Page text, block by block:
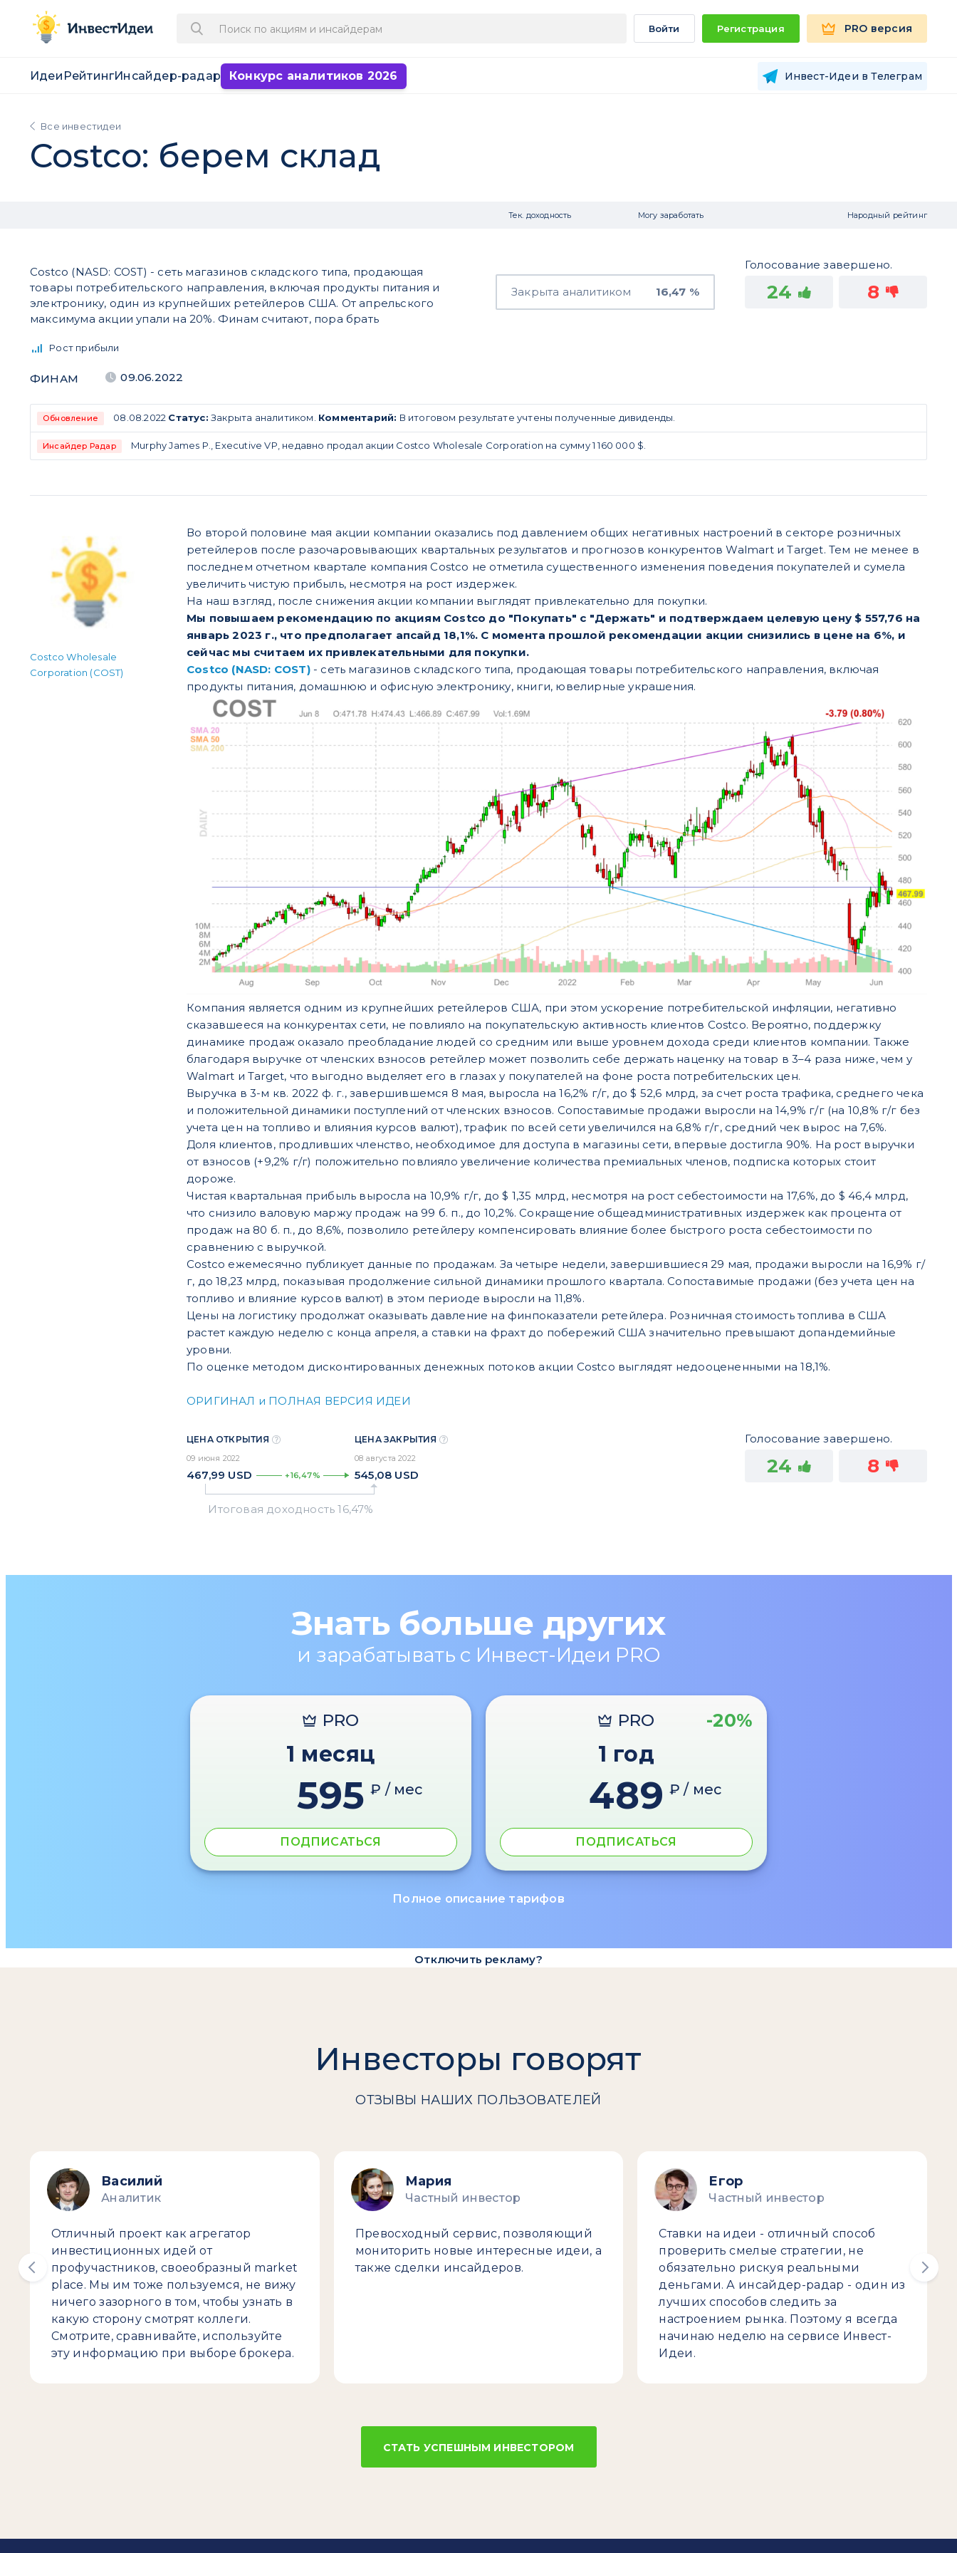
Войти Регистрация PRO версия
Идеи РейтингИнсайдер-радар Конкурс аналитиков 2026 Инвест-Идеи в Телеграм
Все инвестидеи
Costco: берем склад
Тек. доходность Могу заработать Народный рейтинг
Costco (NASD: COST) - сеть магазинов складского типа, продающая
товары потребительского направления, включая продукты питания и
электронику, один из крупнейших ретейлеров США. От апрельского
максимума акции упали на 20%. Финам считают, пора брать
Закрыта аналитиком 16,47 %
Голосование завершено.
24 8
Рост прибыли
ФИНАМ 09.06.2022
Обновление 08.08.2022 Статус: Закрыта аналитиком. Комментарий: В итоговом результате учтены полученные дивиденды.
Инсайдер Радар Murphy James P., Executive VP, недавно продал акции Costco Wholesale Corporation на сумму 1 160 000 $.
Costco Wholesale
Corporation (COST)
Во второй половине мая акции компании оказались под давлением общих негативных настроений в секторе розничных
ретейлеров после разочаровывающих квартальных результатов и прогнозов конкурентов Walmart и Target. Тем не менее в
последнем отчетном квартале компания Costco не отметила существенного изменения поведения покупателей и сумела
увеличить чистую прибыль, несмотря на рост издержек.
На наш взгляд, после снижения акции компании выглядят привлекательно для покупки.
Мы повышаем рекомендацию по акциям Costco до "Покупать" с "Держать" и подтверждаем целевую цену $ 557,76 на
январь 2023 г., что предполагает апсайд 18,1%. С момента прошлой рекомендации акции снизились в цене на 6%, и
сейчас мы считаем их привлекательными для покупки.
Costco (NASD: COST)- сеть магазинов складского типа, продающая товары потребительского направления, включая
продукты питания, домашнюю и офисную электронику, книги, ювелирные украшения.
Компания является одним из крупнейших ретейлеров США, при этом ускорение потребительской инфляции, негативно
сказавшееся на конкурентах сети, не повлияло на покупательскую активность клиентов Costco. Вероятно, поддержку
динамике продаж оказало преобладание людей со средним или выше уровнем дохода среди клиентов компании. Также
благодаря выручке от членских взносов ретейлер может позволить себе держать наценку на товар в 3–4 раза ниже, чем у
Walmart и Target, что выгодно выделяет его в глазах у покупателей на фоне роста потребительских цен.
Выручка в 3-м кв. 2022 ф. г., завершившемся 8 мая, выросла на 16,2% г/г, до $ 52,6 млрд, за счет роста трафика, среднего чека
и положительной динамики поступлений от членских взносов. Сопоставимые продажи выросли на 14,9% г/г (на 10,8% г/г без
учета цен на топливо и влияния курсов валют), трафик по всей сети увеличился на 6,8% г/г, средний чек вырос на 7,6%.
Доля клиентов, продливших членство, необходимое для доступа в магазины сети, впервые достигла 90%. На рост выручки
от взносов (+9,2% г/г) положительно повлияло увеличение количества премиальных членов, подписка которых стоит
дороже.
Чистая квартальная прибыль выросла на 10,9% г/г, до $ 1,35 млрд, несмотря на рост себестоимости на 17,6%, до $ 46,4 млрд,
что снизило валовую маржу продаж на 99 б. п., до 10,2%. Сокращение общеадминистративных издержек как процента от
продаж на 80 б. п., до 8,6%, позволило ретейлеру компенсировать влияние более быстрого роста себестоимости по
сравнению с выручкой.
Costco ежемесячно публикует данные по продажам. За четыре недели, завершившиеся 29 мая, продажи выросли на 16,9% г/
г, до 18,23 млрд, показывая продолжение сильной динамики прошлого квартала. Сопоставимые продажи (без учета цен на
топливо и влияние курсов валют) в этом периоде выросли на 11,8%.
Цены на логистику продолжат оказывать давление на финпоказатели ретейлера. Розничная стоимость топлива в США
растет каждую неделю с конца апреля, а ставки на фрахт до побережий США значительно превышают допандемийные
уровни.
По оценке методом дисконтированных денежных потоков акции Costco выглядят недооцененными на 18,1%.
ОРИГИНАЛ и ПОЛНАЯ ВЕРСИЯ ИДЕИ
ЦЕНА ОТКРЫТИЯ
09 июня 2022
467,99 USD +16,47%
ЦЕНА ЗАКРЫТИЯ
08 августа 2022
545,08 USD
Голосование завершено.
24 8
Знать больше других
и зарабатывать с Инвест-Идеи PRO
PRO
1 месяц
595 ₽ / мес
ПОДПИСАТЬСЯ
PRO -20%
1 год
489 ₽ / мес
ПОДПИСАТЬСЯ
Полное описание тарифов
Отключить рекламу?
Инвесторы говорят
ОТЗЫВЫ НАШИХ ПОЛЬЗОВАТЕЛЕЙ
Василий
Аналитик
Отличный проект как агрегатор
инвестиционных идей от
профучастников, своеобразный market
place. Мы им тоже пользуемся, не вижу
ничего зазорного в том, чтобы узнать в
какую сторону смотрят коллеги.
Смотрите, сравнивайте, используйте
эту информацию при выборе брокера.
Мария
Частный инвестор
Превосходный сервис, позволяющий
мониторить новые интересные идеи, а
также сделки инсайдеров.
Егор
Частный инвестор
Ставки на идеи - отличный способ
проверить смелые стратегии, не
обязательно рискуя реальными
деньгами. А инсайдер-радар - один из
лучших способов следить за
настроением рынка. Поэтому я всегда
начинаю неделю на сервисе Инвест-
Идеи.
СТАТЬ УСПЕШНЫМ ИНВЕСТОРОМ